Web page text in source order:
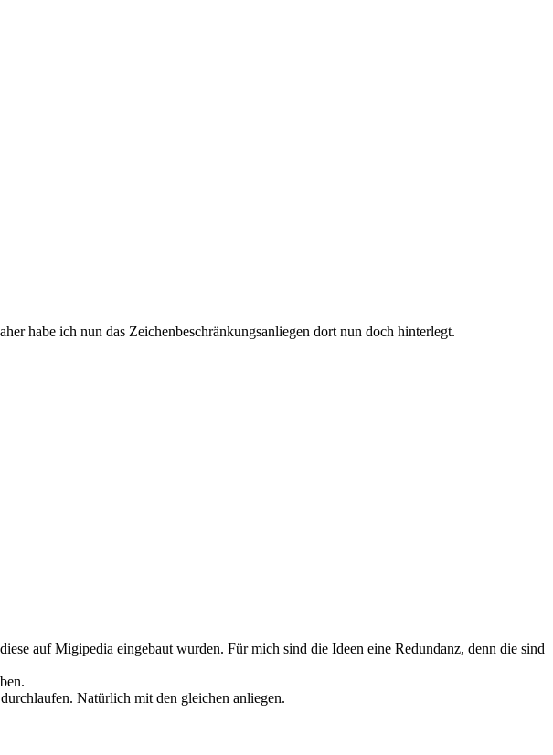
habe ich nun das Zeichenbeschränkungsanliegen dort nun doch hinterlegt.
auf Migipedia eingebaut wurden. Für mich sind die Ideen eine Redundanz, denn die sind
Natürlich mit den gleichen anliegen.